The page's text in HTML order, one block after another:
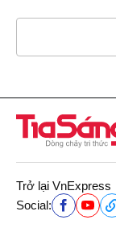
Trở lại VnExpress
Social: